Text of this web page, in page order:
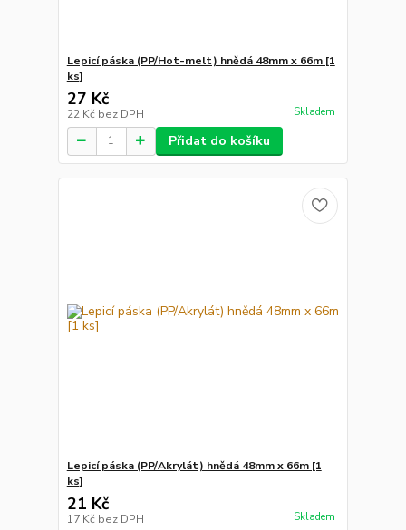
Lepicí páska (PP/Hot-melt) hnědá 48mm x 66m [1
ks]
27 Kč
22 Kč bez DPH Skladem
Přidat do košíku
Lepicí páska (PP/Akrylát) hnědá 48mm x 66m [1
ks]
21 Kč
17 Kč bez DPH Skladem